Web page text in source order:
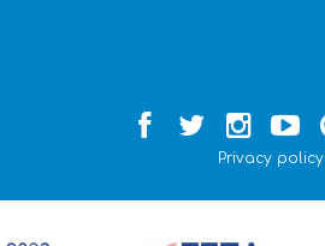
Privacy policy